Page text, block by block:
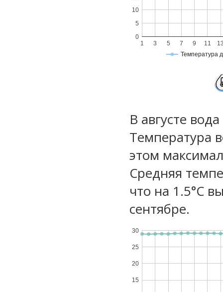
Температура
1 3 5 7 9 11
0
5
10
В августе
Температура
этом
Средняя
что на 1.5°C
сентябре.
15
20
25
30